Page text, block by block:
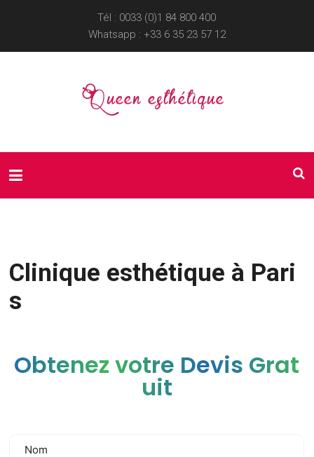
Tél : 0033 (0)1 84 800 400
Whatsapp : +33 6 35 23 57 12
Clinique esthétique à Pari
s
Obtenez votre Devis Grat
uit